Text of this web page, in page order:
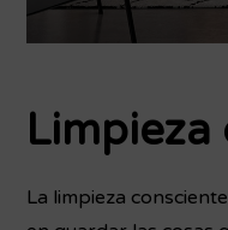
Limpieza
La limpieza